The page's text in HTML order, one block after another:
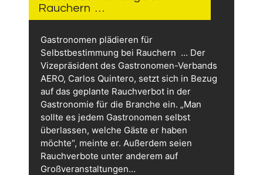
Rauchern …
Gastronomen plädieren für
Selbstbestimmung bei Rauchern … Der
Vizepräsident des Gastronomen-Verbands
AERO, Carlos Quintero, setzt sich in Bezug
auf das geplante Rauchverbot in der
Gastronomie für die Branche ein. „Man
sollte es jedem Gastronomen selbst
überlassen, welche Gäste er haben
möchte“, meinte er. Außerdem seien
Rauchverbote unter anderem auf
Großveranstaltungen…